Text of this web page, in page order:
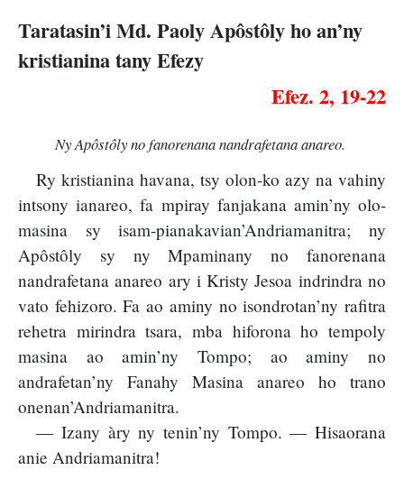
Taratasin’i Md. Paoly Apôstôly ho an’ny
kristianina tany Efezy
Efez. 2, 19-22
Ny Apôstôly no fanorenana nandrafetana anareo.
Ry kristianina havana, tsy olon-ko azy na vahiny
intsony ianareo, fa mpiray fanjakana amin’ny olo-
masina sy isam-pianakavian’Andriamanitra; ny
Apôstôly sy ny Mpaminany no fanorenana
nandrafetana anareo ary i Kristy Jesoa indrindra no
vato fehizoro. Fa ao aminy no isondrotan’ny rafitra
rehetra mirindra tsara, mba hiforona ho tempoly
masina ao amin’ny Tompo; ao aminy no
andrafetan’ny Fanahy Masina anareo ho trano
onenan’Andriamanitra.
— Izany àry ny tenin’ny Tompo. — Hisaorana
anie Andriamanitra!